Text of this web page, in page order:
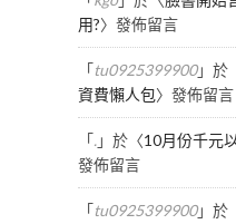
用?〉發佈留言
「tu0925399900」於
資費懶人包〉發佈留言
「.」於〈10月份千元
發佈留言
「tu0925399900」於